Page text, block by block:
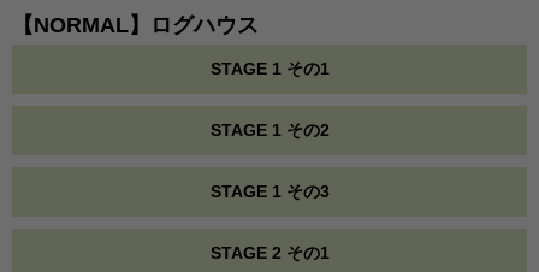
【NORMAL】ログハウス
STAGE 1 その1
STAGE 1 その2
STAGE 1 その3
STAGE 2 その1